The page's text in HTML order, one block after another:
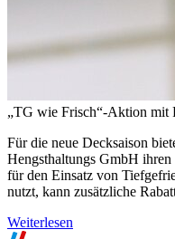
„TG wie Frisch“-Aktion mit
Für die neue Decksaison
Hengsthaltungs GmbH
für den Einsatz von
nutzt, kann zusätzliche
Weiterlesen